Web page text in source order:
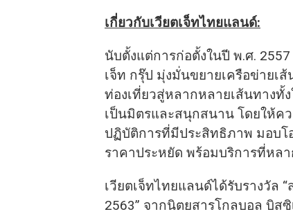
เกี่ยวกับเวียตเจ็ทไทยแลนด์:
นับตั้งแต่การก่อตั้งในปี พ.ศ.
เจ็ท กรุ๊ป มุ่งมั่นขยายเครือข่ายเ
ท่องเที่ยวสู่หลากหลายเส้นทางทั้
เป็นมิตรและสนุกสนาน โดยให้
ปฏิบัติการที่มีประสิทธิภาพ มอบโ
ราคาประหยัด พร้อมบริการที่หล
เวียตเจ็ทไทยแลนด์ได้รับรางวัล
2563” จากนิตยสารโกลบอล บิส